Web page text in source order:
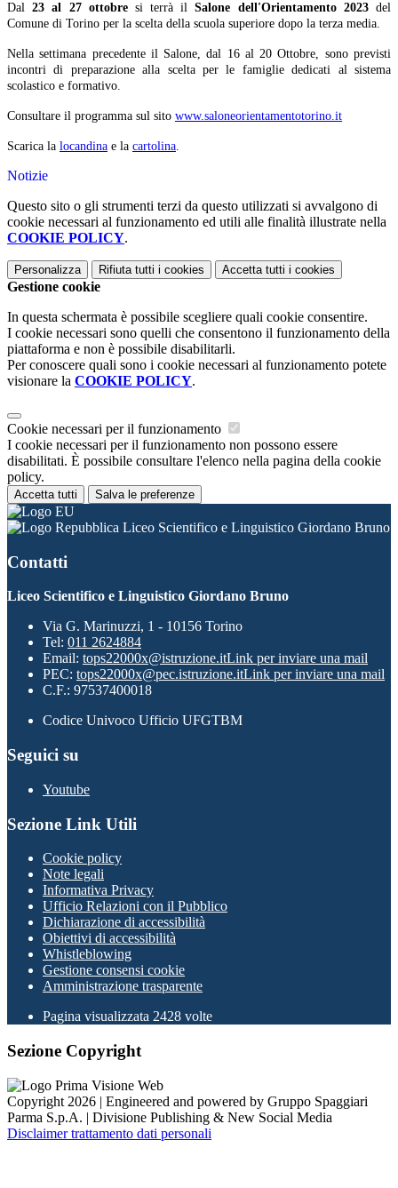
Dal23 al 27 ottobresi terrà ilSalone dell'Orientamento 2023del
Comune di Torino per la scelta della scuola superiore dopo la terza media.
Nella settimana precedente il Salone, dal 16 al 20 Ottobre, sono previsti
incontri di preparazione alla scelta per le famiglie dedicati al sistema
scolastico e formativo.
Consultare il programma sul sito www.saloneorientamentotorino.it
Scarica la locandina e la cartolina.
Notizie
Questo sito o gli strumenti terzi da questo utilizzati si avvalgono di
cookie necessari al funzionamento ed utili alle finalità illustrate nella
COOKIE POLICY.
Personalizza Rifiuta tutti i cookies Accetta tutti i cookies
Gestione cookie
In questa schermata è possibile scegliere quali cookie consentire.
I cookie necessari sono quelli che consentono il funzionamento della
piattaforma e non è possibile disabilitarli.
Per conoscere quali sono i cookie necessari al funzionamento potete
visionare la COOKIE POLICY.
Cookie necessari per il funzionamento
I cookie necessari per il funzionamento non possono essere
disabilitati. È possibile consultare l'elenco nella pagina della cookie
policy.
Accetta tutti Salva le preferenze
Liceo Scientifico e Linguistico Giordano Bruno
Contatti
Liceo Scientifico e Linguistico Giordano Bruno
Via G. Marinuzzi, 1 - 10156 Torino
Tel: 011 2624884
Email: tops22000x@istruzione.itLink per inviare una mail
PEC: tops22000x@pec.istruzione.itLink per inviare una mail
C.F.: 97537400018
Codice Univoco Ufficio UFGTBM
Seguici su
Youtube
Sezione Link Utili
Cookie policy
Note legali
Informativa Privacy
Ufficio Relazioni con il Pubblico
Dichiarazione di accessibilità
Obiettivi di accessibilità
Whistleblowing
Gestione consensi cookie
Amministrazione trasparente
Pagina visualizzata 2428 volte
Sezione Copyright
Copyright 2026 | Engineered and powered by Gruppo Spaggiari
Parma S.p.A. | Divisione Publishing & New Social Media
Disclaimer trattamento dati personali